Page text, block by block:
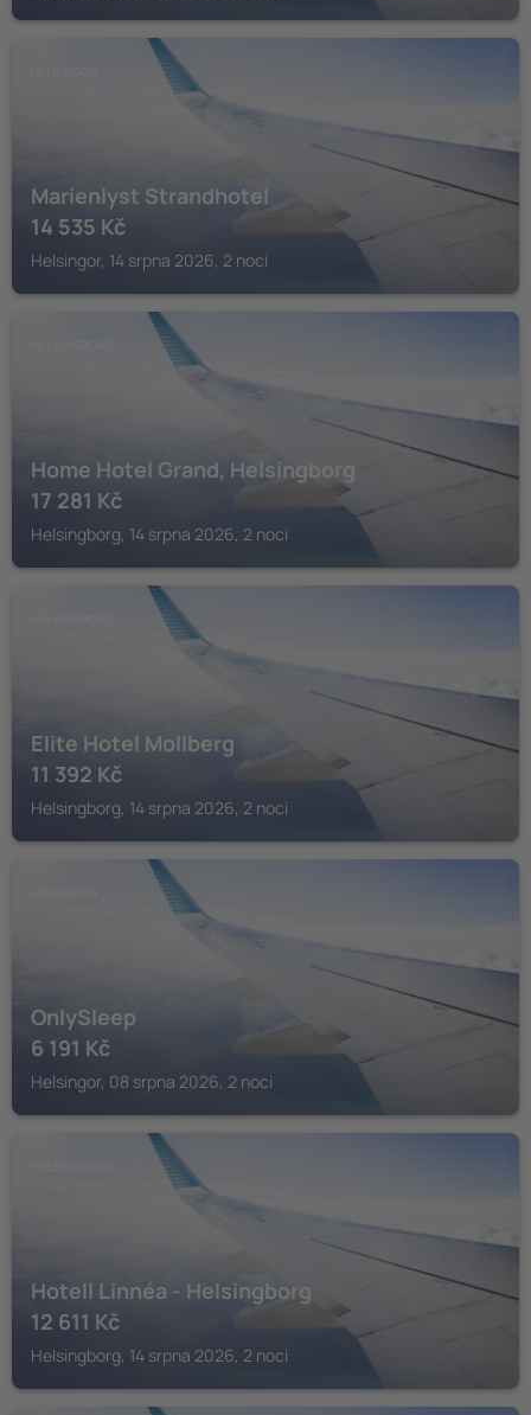
Marienlyst Strandhotel
14 535 Kč
Helsingor, 14 srpna 2026, 2 noci
Home Hotel Grand, Helsingborg
17 281 Kč
Helsingborg, 14 srpna 2026, 2 noci
Elite Hotel Mollberg
11 392 Kč
Helsingborg, 14 srpna 2026, 2 noci
OnlySleep
6 191 Kč
Helsingor, 08 srpna 2026, 2 noci
Hotell Linnéa - Helsingborg
12 611 Kč
Helsingborg, 14 srpna 2026, 2 noci